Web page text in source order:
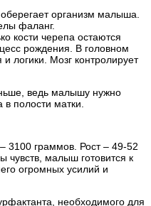
организм малыша.
фаланг.
кости черепа остаются
рождения. В головном
логики. Мозг контролирует
ведь малышу нужно
в полости матки.
3100 граммов. Рост – 49-52
чувств, малыш готовится к
огромных усилий и
необходимого для